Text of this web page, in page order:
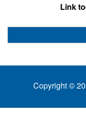
Link
Copyright ©